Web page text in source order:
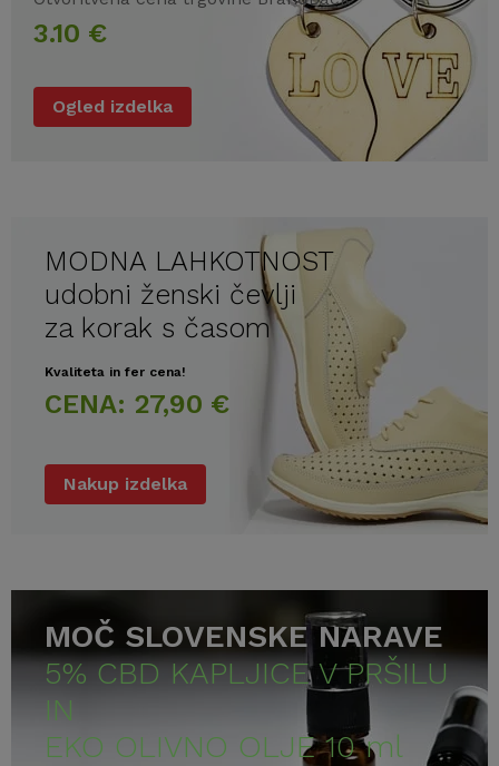
3.10 €
Ogled izdelka
MODNA LAHKOTNOST
udobni ženski čevlji
za korak s časom
Kvaliteta in fer cena!
CENA: 27,90 €
Nakup izdelka
MOČ SLOVENSKE NARAVE
5% CBD KAPLJICE V PRŠILU
IN
EKO OLIVNO OLJE 10 ml